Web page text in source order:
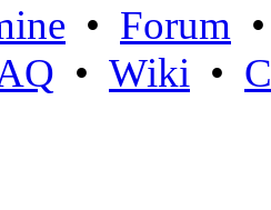
• Forum
• Wiki •